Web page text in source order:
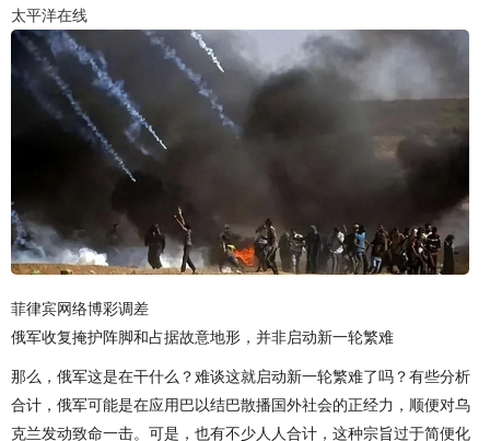
太平洋在线
菲律宾网络博彩调差
俄军收复掩护阵脚和占据故意地形，并非启动新一轮繁难
那么，俄军这是在干什么？难谈这就启动新一轮繁难了吗？有些分析
合计，俄军可能是在应用巴以结巴散播国外社会的正经力，顺便对乌
克兰发动致命一击。可是，也有不少人人合计，这种宗旨过于简便化